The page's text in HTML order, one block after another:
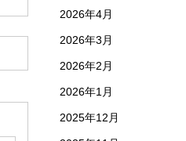
2026年4月
2026年3月
2026年2月
2026年1月
2025年12月